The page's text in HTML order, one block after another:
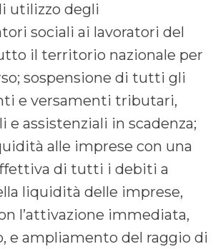
utilizzo degli
sociali ai lavoratori del
il territorio nazionale per
sospensione di tutti gli
e versamenti tributari,
e assistenziali in scadenza;
alle imprese con una
di tutti i debiti a
liquidità delle imprese,
l’attivazione immediata,
e ampliamento del raggio di